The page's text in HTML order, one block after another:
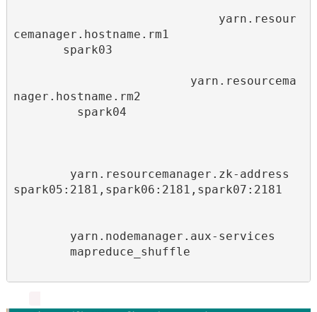
yarn.resour
cemanager.hostname.rm1
spark03
yarn.resourcema
nager.hostname.rm2
spark04
yarn.resourcemanager.zk-address
spark05:2181,spark06:2181,spark07:2181
yarn.nodemanager.aux-services
mapreduce_shuffle